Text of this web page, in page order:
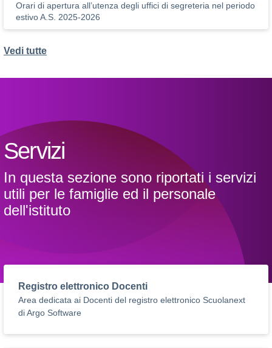
Orari di apertura all’utenza degli uffici di segreteria nel periodo
estivo A.S. 2025-2026
Vedi tutte
Servizi
In questa sezione sono riportati i servizi
utili per le famiglie ed il personale
dell'istituto
Registro elettronico Docenti
Area dedicata ai Docenti del registro elettronico Scuolanext
di Argo Software